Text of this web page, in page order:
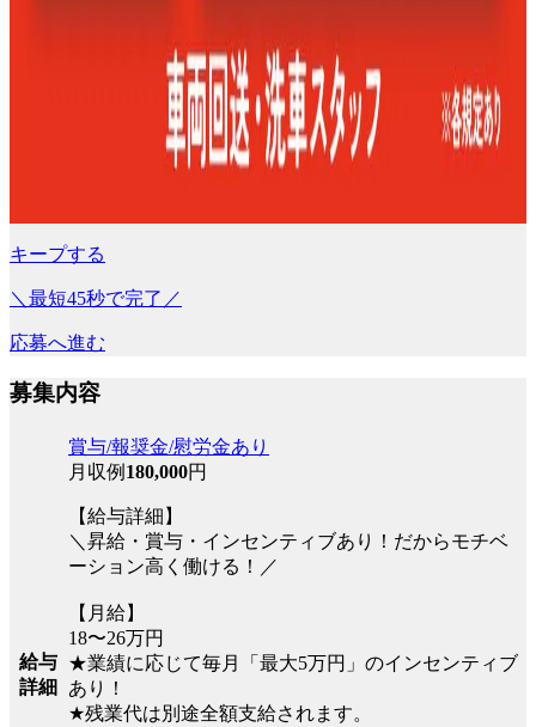
キープする
＼最短45秒で完了／
応募へ進む
募集内容
給与
詳細
賞与/報奨金/慰労金あり
月収例 180,000円
【給与詳細】
＼昇給・賞与・インセンティブあり！だからモチベ
ーション高く働ける！／
【月給】
18〜26万円
★業績に応じて毎月「最大5万円」のインセンティブ
あり！
★残業代は別途全額支給されます。